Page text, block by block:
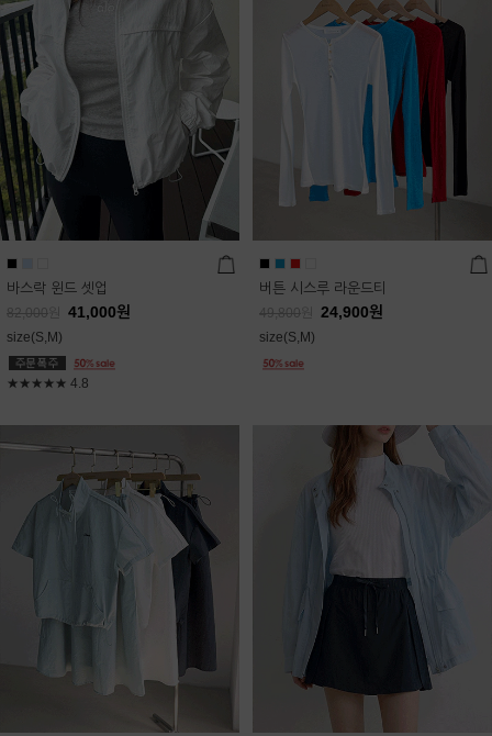
바스락 윈드 셋업
82,000 41,000원
size(S,M)
★★★★★ 4.8
버튼 시스루 라운드티
49,800 24,900원
size(S,M)